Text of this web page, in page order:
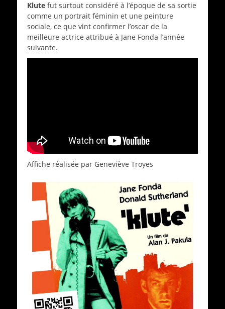
Klute fut surtout considéré à l’époque de sa sortie
comme un portrait féminin et une peinture
sociale, ce que vint confirmer l’oscar de la
meilleure actrice attribué à Jane Fonda l’année
suivante.
Affiche réalisée par Geneviève Troyes